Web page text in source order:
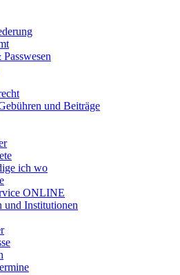
und Beiträge
ich wo
ONLINE
und Institutionen